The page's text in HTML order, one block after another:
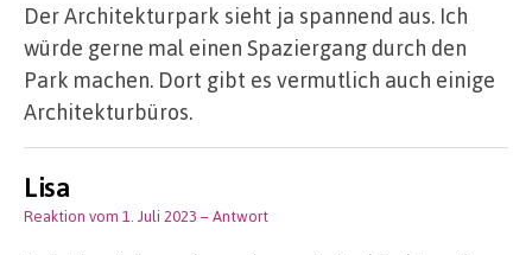
Der Architekturpark sieht ja spannend aus. Ich
würde gerne mal einen Spaziergang durch den
Park machen. Dort gibt es vermutlich auch einige
Architekturbüros.
Lisa
Reaktion vom 1. Juli 2023 – Antwort